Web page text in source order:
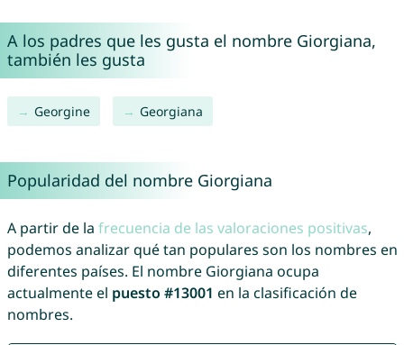
A los padres que les gusta el nombre Giorgiana,
también les gusta
Georgine Georgiana
Popularidad del nombre Giorgiana
A partir de la frecuencia de las valoraciones positivas,
podemos analizar qué tan populares son los nombres en
diferentes países. El nombre Giorgiana ocupa
actualmente el puesto #13001 en la clasificación de
nombres.